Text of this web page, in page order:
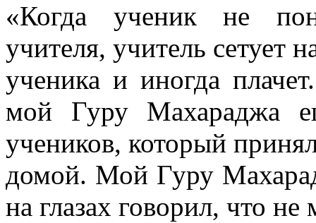
«Когда ученик не
учителя, учитель сетует
ученика и иногда
мой Гуру Махараджа
учеников, который
домой. Мой Гуру
на глазах говорил, что